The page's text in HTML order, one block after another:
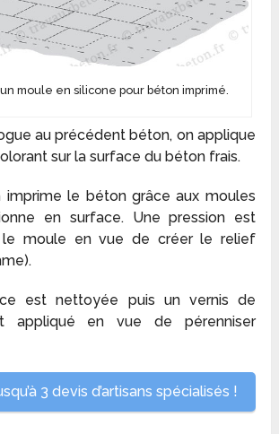
moule en silicone pour béton imprimé.
au précédent béton, on applique
sur la surface du béton frais.
imprime le béton grâce aux moules
en surface. Une pression est
le moule en vue de créer le relief
est nettoyée puis un vernis de
appliqué en vue de pérenniser
3 devis d’artisans spécialisés !